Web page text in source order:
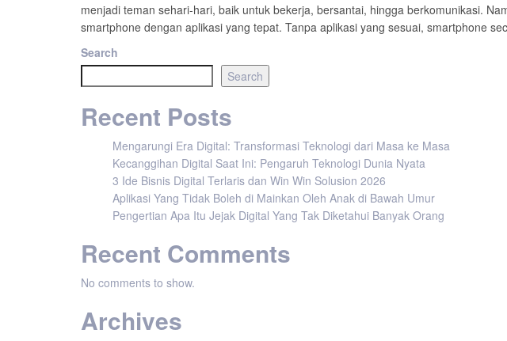
menjadi teman sehari-hari, baik untuk bekerja, bersantai, hingga berkomunikasi.
smartphone dengan aplikasi yang tepat. Tanpa aplikasi yang sesuai, smartphone
Search
Search
Recent Posts
Mengarungi Era Digital: Transformasi Teknologi dari Masa ke Masa
Kecanggihan Digital Saat Ini: Pengaruh Teknologi Dunia Nyata
3 Ide Bisnis Digital Terlaris dan Win Win Solusion 2026
Aplikasi Yang Tidak Boleh di Mainkan Oleh Anak di Bawah Umur
Pengertian Apa Itu Jejak Digital Yang Tak Diketahui Banyak Orang
Recent Comments
No comments to show.
Archives